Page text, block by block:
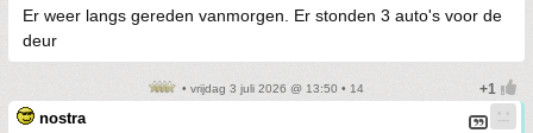
Er weer langs gereden vanmorgen. Er stonden 3 auto's voor de
deur
• vrijdag 3 juli 2026 @ 13:50 • 14
nostra